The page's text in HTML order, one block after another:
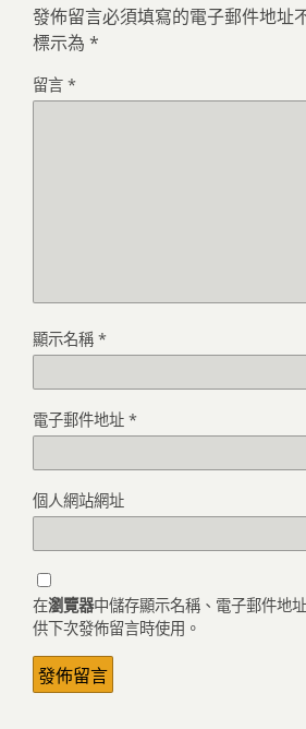
發佈留言必須填寫的電子郵件地址
標示為 *
留言 *
顯示名稱 *
電子郵件地址 *
個人網站網址
在瀏覽器中儲存顯示名稱、電子郵件地
供下次發佈留言時使用。